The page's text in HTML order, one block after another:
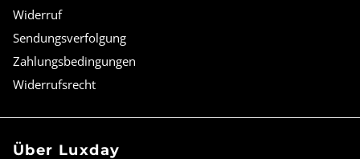
Widerruf
Sendungsverfolgung
Zahlungsbedingungen
Widerrufsrecht
Über Luxday